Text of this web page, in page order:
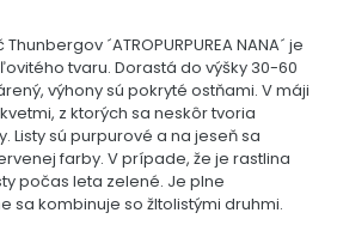
Thunbergov ´ATROPURPUREA NANA´ je
tvaru. Dorastá do výšky 30-60
výhony sú pokryté ostňami. V máji
z ktorých sa neskôr tvoria
Listy sú purpurové a na jeseň sa
farby. V prípade, že je rastlina
počas leta zelené. Je plne
sa kombinuje so žltolistými druhmi.